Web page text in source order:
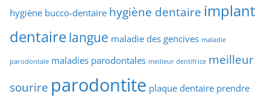
hygiène bucco-dentaire hygiène dentaire implant
dentairelangue maladie des gencives maladie
parodontale maladies parodontales meilleur dentifrice meilleur
sourire parodontite plaque dentaire prendre